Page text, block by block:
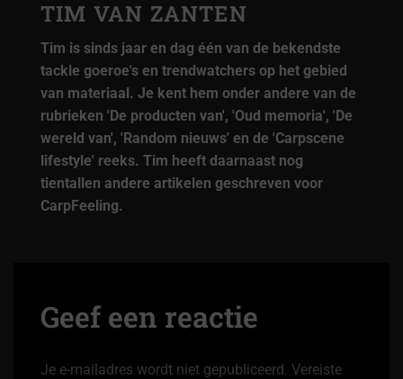
TIM VAN ZANTEN
Tim is sinds jaar en dag één van de bekendste
tackle goeroe's en trendwatchers op het gebied
van materiaal. Je kent hem onder andere van de
rubrieken 'De producten van', 'Oud memoria', 'De
wereld van', 'Random nieuws' en de 'Carpscene
lifestyle' reeks. Tim heeft daarnaast nog
tientallen andere artikelen geschreven voor
CarpFeeling.
Geef een reactie
Je e-mailadres wordt niet gepubliceerd. Vereiste